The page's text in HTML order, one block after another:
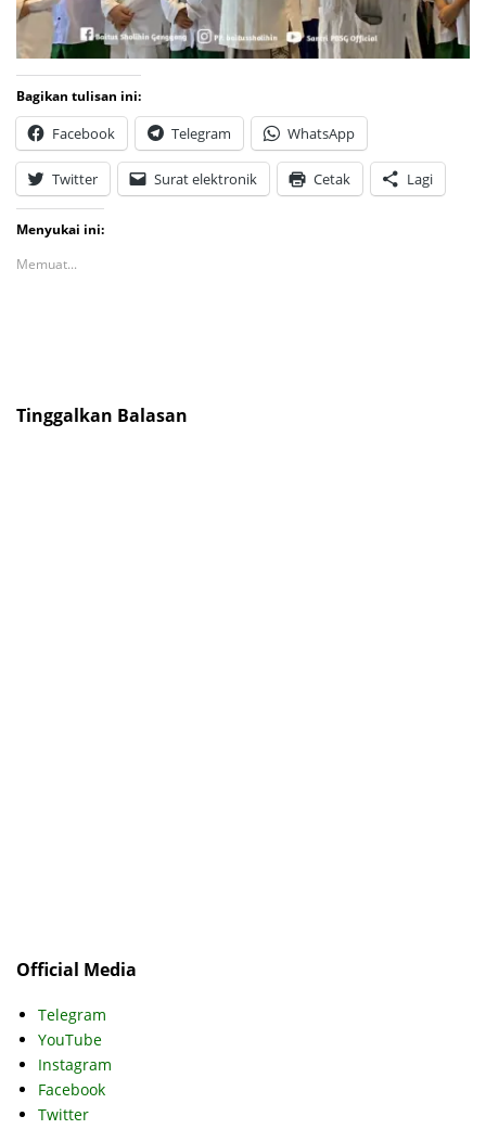
Bagikan tulisan ini:
Facebook Telegram WhatsApp
Twitter Surat elektronik Cetak Lagi
Menyukai ini:
Memuat...
Tinggalkan Balasan
Official Media
Telegram
YouTube
Instagram
Facebook
Twitter